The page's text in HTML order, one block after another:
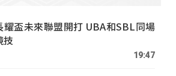
耀盃未來聯盟開打 UBA和SBL同場
技
19:47